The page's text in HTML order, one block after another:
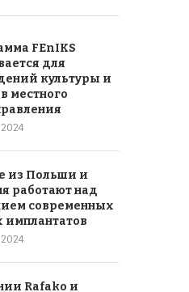
FEnIKS
для
культуры и
местного
2024
из Польши и
работают над
современных
имплантатов
2024
Rafako и